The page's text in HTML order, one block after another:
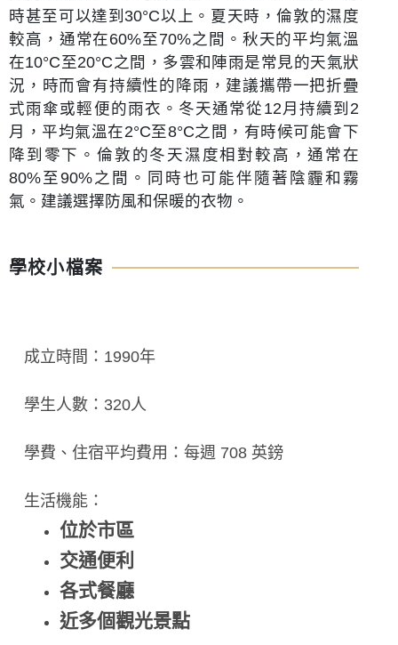
時甚至可以達到30°C以上。夏天時，倫敦的濕度
較高，通常在60%至70%之間。秋天的平均氣溫
在10°C至20°C之間，多雲和陣雨是常見的天氣狀
況，時而會有持續性的降雨，建議攜帶一把折疊
式雨傘或輕便的雨衣。冬天通常從12月持續到2
月，平均氣溫在2°C至8°C之間，有時候可能會下
降到零下。倫敦的冬天濕度相對較高，通常在
80%至90%之間。同時也可能伴隨著陰霾和霧
氣。建議選擇防風和保暖的衣物。
學校小檔案
成立時間：1990年
學生人數：320人
學費、住宿平均費用：每週 708 英鎊
生活機能：
位於市區
交通便利
各式餐廳
近多個觀光景點